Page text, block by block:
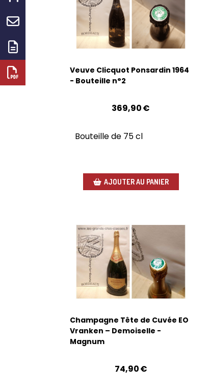
Veuve Clicquot Ponsardin 1964
- Bouteille n°2
369,90€
Bouteille de 75 cl
AJOUTER AU PANIER
Champagne Tête de Cuvée EO
Vranken – Demoiselle -
Magnum
74,90€